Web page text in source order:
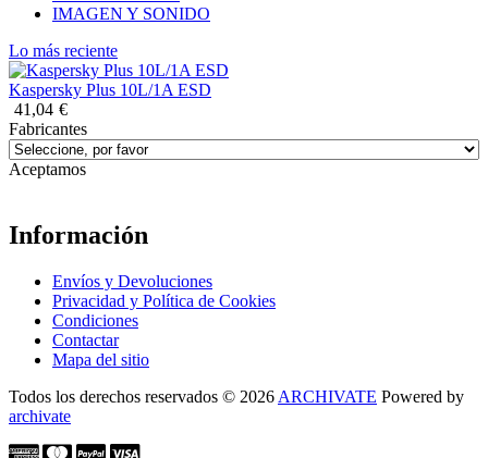
IMAGEN Y SONIDO
Lo más reciente
Kaspersky Plus 10L/1A ESD
41,04 €
Fabricantes
Aceptamos
Información
Envíos y Devoluciones
Privacidad y Política de Cookies
Condiciones
Contactar
Mapa del sitio
Todos los derechos reservados © 2026 ARCHIVATE Powered by
archivate